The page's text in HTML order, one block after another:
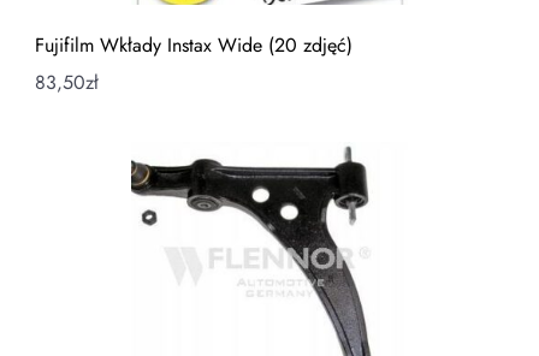
Fujifilm Wkłady Instax Wide (20 zdjęć)
83,50zł